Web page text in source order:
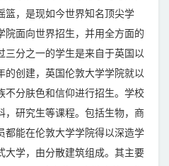
篮，是现如今世界知名顶尖学
院面向世界招生，并用全方面的
三分之一的学生是来自于英国以
创建，英国伦敦大学学院就以
不分肤色和信仰进行招生。学校
，研究生等课程。包括生物，商
都能在伦敦大学学院得以深造学
大学，由分散建筑组成。其主要